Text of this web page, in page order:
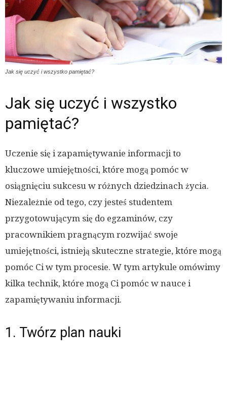
Jak się uczyć i wszystko pamiętać?
Jak się uczyć i wszystko
pamiętać?
Uczenie się i zapamiętywanie informacji to
kluczowe umiejętności, które mogą pomóc w
osiągnięciu sukcesu w różnych dziedzinach życia.
Niezależnie od tego, czy jesteś studentem
przygotowującym się do egzaminów, czy
pracownikiem pragnącym rozwijać swoje
umiejętności, istnieją skuteczne strategie, które mogą
pomóc Ci w tym procesie. W tym artykule omówimy
kilka technik, które mogą Ci pomóc w nauce i
zapamiętywaniu informacji.
1. Twórz plan nauki